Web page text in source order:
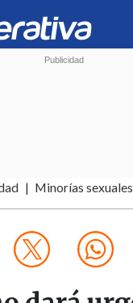
Minorías sexuales